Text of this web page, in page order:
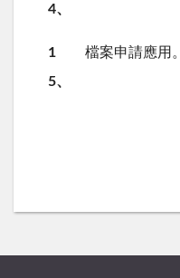
4、
1
5、
檔案申請應用。